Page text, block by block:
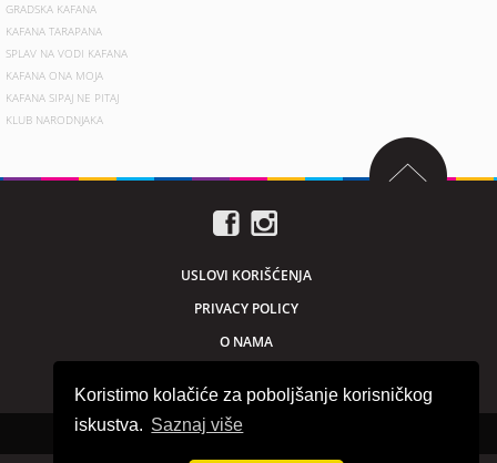
Koristimo kolačiće za poboljšanje korisničkog
iskustva. Saznaj više
GRADSKA KAFANA
KAFANA TARAPANA
SPLAV NA VODI KAFANA
KAFANA ONA MOJA
KAFANA SIPAJ NE PITAJ
KLUB NARODNJAKA
USLOVI KORIŠĆENJA
PRIVACY POLICY
O NAMA
Sva prava zadržana © 2026. beogradnocu.com